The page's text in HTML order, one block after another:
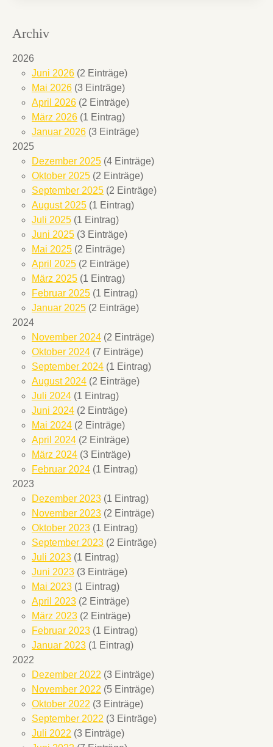
Archiv
2026
Juni 2026 (2 Einträge)
Mai 2026 (3 Einträge)
April 2026 (2 Einträge)
März 2026 (1 Eintrag)
Januar 2026 (3 Einträge)
2025
Dezember 2025 (4 Einträge)
Oktober 2025 (2 Einträge)
September 2025 (2 Einträge)
August 2025 (1 Eintrag)
Juli 2025 (1 Eintrag)
Juni 2025 (3 Einträge)
Mai 2025 (2 Einträge)
April 2025 (2 Einträge)
März 2025 (1 Eintrag)
Februar 2025 (1 Eintrag)
Januar 2025 (2 Einträge)
2024
November 2024 (2 Einträge)
Oktober 2024 (7 Einträge)
September 2024 (1 Eintrag)
August 2024 (2 Einträge)
Juli 2024 (1 Eintrag)
Juni 2024 (2 Einträge)
Mai 2024 (2 Einträge)
April 2024 (2 Einträge)
März 2024 (3 Einträge)
Februar 2024 (1 Eintrag)
2023
Dezember 2023 (1 Eintrag)
November 2023 (2 Einträge)
Oktober 2023 (1 Eintrag)
September 2023 (2 Einträge)
Juli 2023 (1 Eintrag)
Juni 2023 (3 Einträge)
Mai 2023 (1 Eintrag)
April 2023 (2 Einträge)
März 2023 (2 Einträge)
Februar 2023 (1 Eintrag)
Januar 2023 (1 Eintrag)
2022
Dezember 2022 (3 Einträge)
November 2022 (5 Einträge)
Oktober 2022 (3 Einträge)
September 2022 (3 Einträge)
Juli 2022 (3 Einträge)